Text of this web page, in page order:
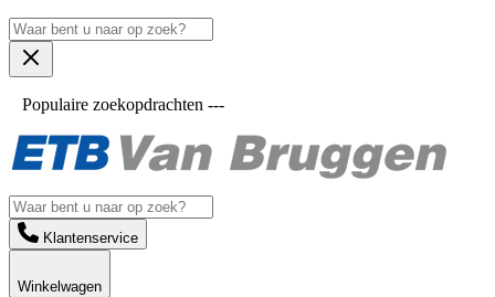
Populaire zoekopdrachten ---
Klantenservice
Winkelwagen